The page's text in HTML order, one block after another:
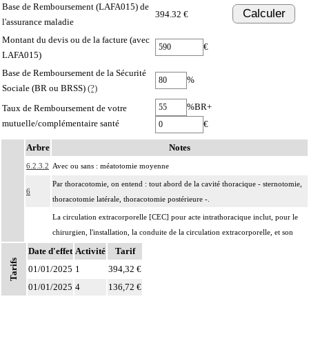
Base de Remboursement (LAFA015) de
l'assurance maladie
394.32 € Calculer
Montant du devis ou de la facture (avec
LAFA015)
€
Base de Remboursement de la Sécurité
Sociale (BR ou BRSS) (?)
%
Taux de Remboursement de votre
mutuelle/complémentaire santé
%BR+
€
Notes
Arbre Notes
6.2.3.2 Avec ou sans : méatotomie moyenne
6
Par thoracotomie, on entend : tout abord de la cavité thoracique - sternotomie,
thoracotomie latérale, thoracotomie postérieure -.
6
La circulation extracorporelle [CEC] pour acte intrathoracique inclut, pour le
chirurgien, l'installation, la conduite de la circulation extracorporelle, et son
ablation. Elle inclut les responsabilités suivantes :
- décision de l'indication et choix de la technique
- choix du niveau d'hypothermie
Tarifs
Date d'effet Activité
Tarif
01/01/2025 1
394,32 €
01/01/2025 4 136,72 €